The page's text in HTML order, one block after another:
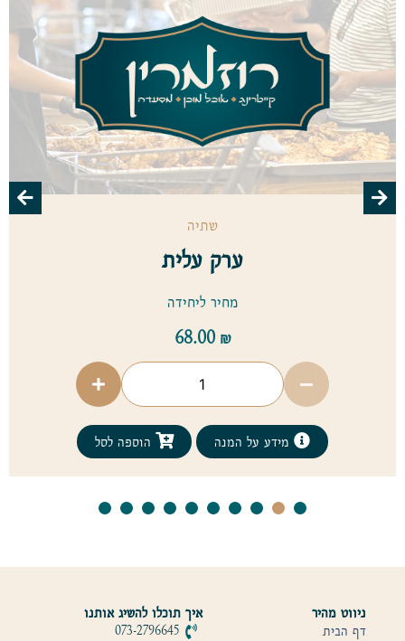
שתיה
ערק עלית
מחיר ליחידה
68.00 ₪
מידע על המנה הוספה לסל
ניווט מהיר
דף הבית
איך תוכלו להשיג אותנו
073-2796645